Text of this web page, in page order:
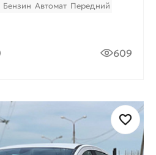
Бензин Автомат Передний
609